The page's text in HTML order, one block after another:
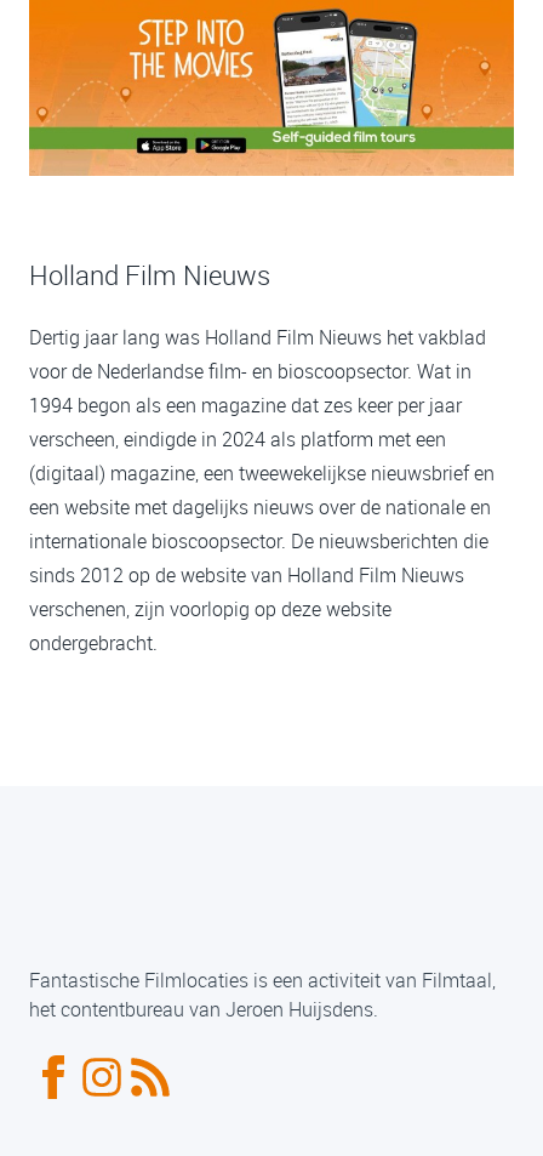
Holland Film Nieuws
Dertig jaar lang was Holland Film Nieuws het vakblad
voor de Nederlandse film- en bioscoopsector. Wat in
1994 begon als een magazine dat zes keer per jaar
verscheen, eindigde in 2024 als platform met een
(digitaal) magazine, een tweewekelijkse nieuwsbrief en
een website met dagelijks nieuws over de nationale en
internationale bioscoopsector. De nieuwsberichten die
sinds 2012 op de website van Holland Film Nieuws
verschenen, zijn voorlopig op deze website
ondergebracht.
Fantastische Filmlocaties is een activiteit van Filmtaal,
het contentbureau van Jeroen Huijsdens.